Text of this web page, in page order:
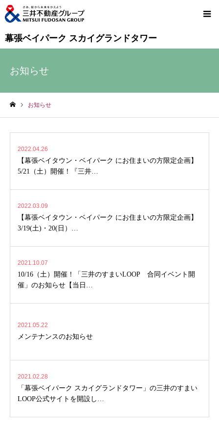
幕張ベイパーク スカイグランドタワー
お知らせ
お知らせ
2022.04.26
【幕張ベイタウン・ベイパーク にお住まいの方限定企画】
5/21（土）開催！『三井…
2022.03.09
【幕張ベイタウン・ベイパーク にお住まいの方限定企画】
3/19(土)・20(日）…
2021.10.07
10/16（土）開催！「三井のすまいLOOP 合同イベント開
催」のお知らせ【当日…
2021.05.22
メンテナンスのお知らせ
2021.02.28
「幕張ベイパーク スカイグランドタワー」の三井のすまい
LOOP公式サイトを開設し…